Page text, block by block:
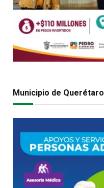
Municipio de Querétaro